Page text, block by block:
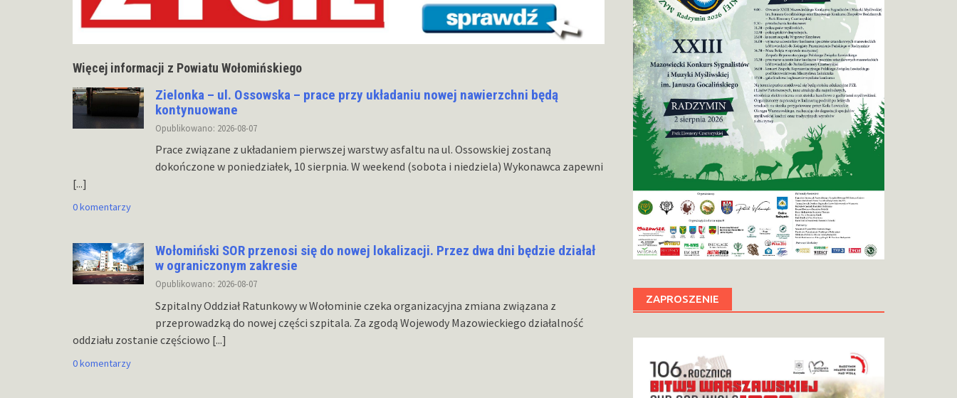
Więcej informacji z Powiatu Wołomińskiego
Zielonka – ul. Ossowska – prace przy układaniu nowej nawierzchni będą
kontynuowane
Opublikowano: 2026-08-07
Prace związane z układaniem pierwszej warstwy asfaltu na ul. Ossowskiej zostaną
dokończone w poniedziałek, 10 sierpnia. W weekend (sobota i niedziela) Wykonawca zapewni
[...]
0 komentarzy
Wołomiński SOR przenosi się do nowej lokalizacji. Przez dwa dni będzie działał
w ograniczonym zakresie
Opublikowano: 2026-08-07
Szpitalny Oddział Ratunkowy w Wołominie czeka organizacyjna zmiana związana z
przeprowadzką do nowej części szpitala. Za zgodą Wojewody Mazowieckiego działalność
oddziału zostanie częściowo [...]
0 komentarzy
ZAPROSZENIE